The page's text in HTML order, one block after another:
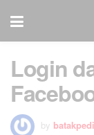
Login
by